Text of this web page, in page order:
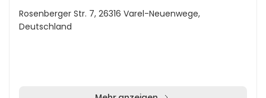
Rosenberger Str. 7, 26316 Varel-Neuenwege,
Deutschland